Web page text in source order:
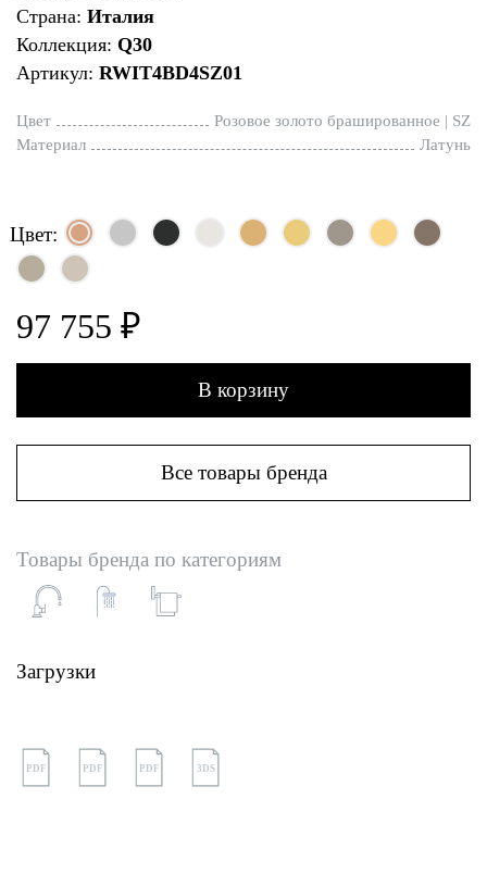
Страна: Италия
Коллекция: Q30
Артикул: RWIT4BD4SZ01
Цвет
Розовое золото брашированное | SZ
Материал
Латунь
Цвет:
97 755 ₽
В корзину
Все товары бренда
Товары бренда по категориям
Загрузки
PDF PDF PDF 3DS